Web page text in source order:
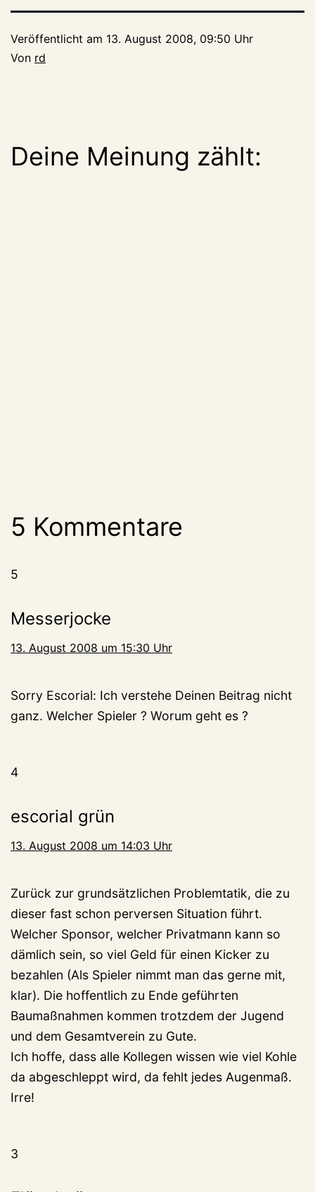
Veröffentlicht am 13. August 2008, 09:50 Uhr
Von rd
Deine Meinung zählt:
5 Kommentare
5
Messerjocke
13. August 2008 um 15:30 Uhr
Sorry Escorial: Ich verstehe Deinen Beitrag nicht
ganz. Welcher Spieler ? Worum geht es ?
4
escorial grün
13. August 2008 um 14:03 Uhr
Zurück zur grundsätzlichen Problemtatik, die zu
dieser fast schon perversen Situation führt.
Welcher Sponsor, welcher Privatmann kann so
dämlich sein, so viel Geld für einen Kicker zu
bezahlen (Als Spieler nimmt man das gerne mit,
klar). Die hoffentlich zu Ende geführten
Baumaßnahmen kommen trotzdem der Jugend
und dem Gesamtverein zu Gute.
Ich hoffe, dass alle Kollegen wissen wie viel Kohle
da abgeschleppt wird, da fehlt jedes Augenmaß.
Irre!
3